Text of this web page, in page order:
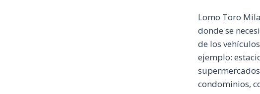
Lomo Toro
donde se
de los
ejemplo:
condominios,